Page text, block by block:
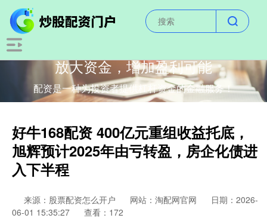
放大资金，增加盈利可能
配资是一种为投资者提供杠杆资金的金融服务！
好牛168配资 400亿元重组收益托底，
旭辉预计2025年由亏转盈，房企化债进
入下半程
来源：股票配资怎么开户 网站：淘配网官网
日期：2026-
06-01 15:35:27
查看：172